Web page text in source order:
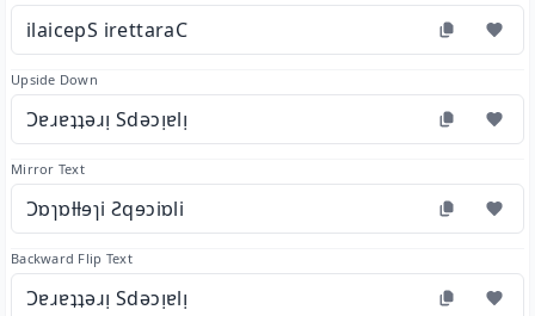
ilaicepS irettaraC
Upside Down
Ɔɐɹɐʇʇǝɹᴉ Sdǝɔᴉɐlᴉ
Mirror Text
Ɔɒɿɒƚƚɘɿi Ƨqɘɔiɒli
Backward Flip Text
Ɔɐɹɐʇʇǝɹᴉ Sdǝɔᴉɐlᴉ